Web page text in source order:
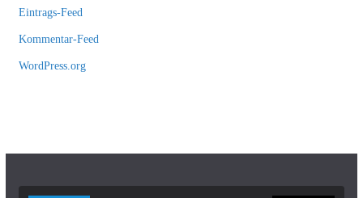
Eintrags-Feed
Kommentar-Feed
WordPress.org